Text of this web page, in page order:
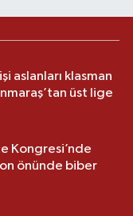
aslanları klasman
üst lige
Kongresi’nde
önünde biber